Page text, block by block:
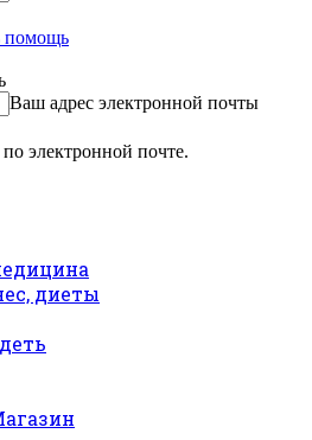
помощь
Ваш адрес электронной почты
электронной почте.
диеты